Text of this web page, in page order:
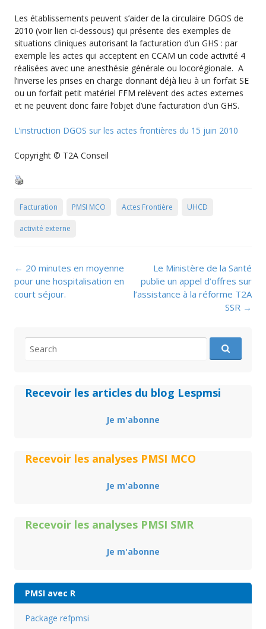
Les établissements peuvent s’aider de la circulaire DGOS de
2010 (voir lien ci-dessous) qui présente des exemples de
situations cliniques autorisant la facturation d’un GHS : par
exemple les actes qui acceptent en CCAM un code activité 4
réalisées avec une anesthésie générale ou locorégionale. A
l’inverse les prises en charge donnant déjà lieu à un forfait SE
ou un forfait petit matériel FFM relèvent des actes externes
et ne peuvent donc faire l’objet d’une facturation d’un GHS.
L’instruction DGOS sur les actes frontières du 15 juin 2010
Copyright © T2A Conseil
Facturation PMSI MCO Actes Frontière UHCD
activité externe
Post
navigation
← 20 minutes en moyenne
pour une hospitalisation en
court séjour.
Le Ministère de la Santé
publie un appel d’offres sur
l’assistance à la réforme T2A
SSR →
for:
Recevoir les articles du blog Lespmsi
Je m'abonne
Recevoir les analyses PMSI MCO
Je m'abonne
Recevoir les analyses PMSI SMR
Je m'abonne
PMSI avec R
Package refpmsi